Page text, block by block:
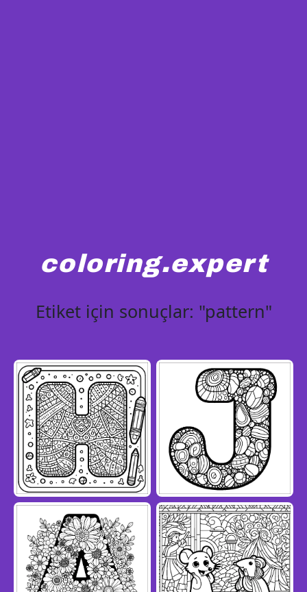
coloring.expert
Etiket için sonuçlar: "pattern"